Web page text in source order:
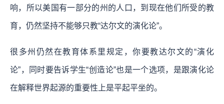
响，所以美国有一部分的州的人口，到现在他们所受的教
育，仍然坚持不能够只教“达尔文的演化论”。
很多州仍然在教育体系里规定，你要教达尔文的“演化
论”，同时要告诉学生“创造论”也是一个选项，是跟演化论
在解释世界起源的重要性上是平起平坐的。